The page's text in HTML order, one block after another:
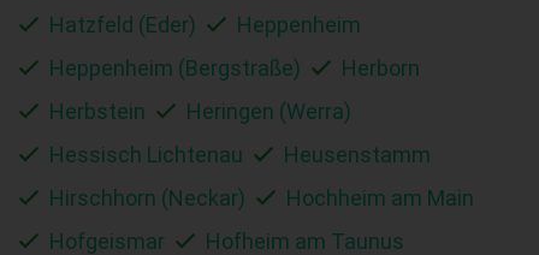
Hatzfeld (Eder)
Heppenheim
Heppenheim (Bergstraße)
Herborn
Herbstein
Heringen (Werra)
Hessisch Lichtenau
Heusenstamm
Hirschhorn (Neckar)
Hochheim am Main
Hofgeismar
Hofheim am Taunus